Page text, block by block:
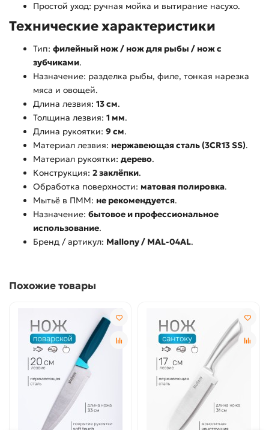
Простой уход: ручная мойка и вытирание насухо.
Технические характеристики
Тип: филейный нож / нож для рыбы / нож с
зубчиками.
Назначение: разделка рыбы, филе, тонкая нарезка
мяса и овощей.
Длина лезвия: 13 см.
Толщина лезвия: 1 мм.
Длина рукоятки: 9 см.
Материал лезвия: нержавеющая сталь (3CR13 SS).
Материал рукоятки: дерево.
Конструкция: 2 заклёпки.
Обработка поверхности: матовая полировка.
Мытьё в ПММ: не рекомендуется.
Назначение: бытовое и профессиональное
использование.
Бренд / артикул: Mallony / MAL-04AL.
Похожие товары